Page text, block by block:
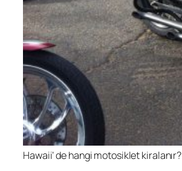
Hawaii’ de hangi motosiklet kiralanır?